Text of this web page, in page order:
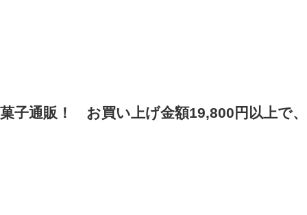
子通販！ お買い上げ金額19,800円以上で、